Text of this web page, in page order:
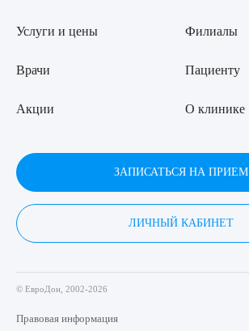
Услуги и цены
Врачи
Акции
Филиалы
Пациенту
О клинике
ЗАПИСАТЬСЯ НА ПРИЕМ
ЛИЧНЫЙ КАБИНЕТ
© ЕвроДон, 2002-2026
Правовая информация